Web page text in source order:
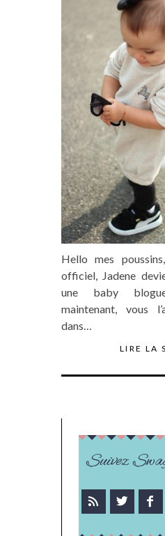
Hello mes
officiel, Jadene
une baby
maintenant, vous
dans…
LIRE LA
Suivez